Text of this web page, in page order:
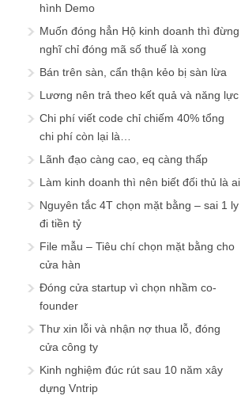
hình Demo
Muốn đóng hẳn Hộ kinh doanh thì đừng
nghĩ chỉ đóng mã số thuế là xong
Bán trên sàn, cẩn thận kẻo bị sàn lừa
Lương nên trả theo kết quả và năng lực
Chi phí viết code chỉ chiếm 40% tổng
chi phí còn lại là…
Lãnh đạo càng cao, eq càng thấp
Làm kinh doanh thì nên biết đối thủ là ai
Nguyên tắc 4T chọn mặt bằng – sai 1 ly
đi tiền tỷ
File mẫu – Tiêu chí chọn mặt bằng cho
cửa hàn
Đóng cửa startup vì chọn nhầm co-
founder
Thư xin lỗi và nhận nợ thua lỗ, đóng
cửa công ty
Kinh nghiệm đúc rút sau 10 năm xây
dựng Vntrip